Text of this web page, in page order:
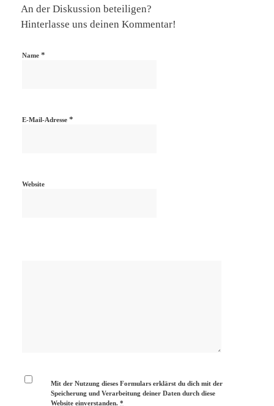
An der Diskussion beteiligen?
Hinterlasse uns deinen Kommentar!
Name *
E-Mail-Adresse *
Website
Mit der Nutzung dieses Formulars erklärst du dich mit der
Speicherung und Verarbeitung deiner Daten durch diese
Website einverstanden.*